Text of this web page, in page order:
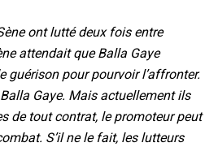
ont lutté deux fois entre
attendait que Balla Gaye
guérison pour pourvoir l’affronter.
Gaye. Mais actuellement ils
de tout contrat, le promoteur peut
S’il ne le fait, les lutteurs